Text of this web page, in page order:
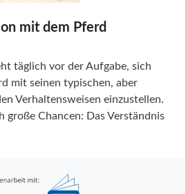
mit dem Pferd
täglich vor der Aufgabe, sich
mit seinen typischen, aber
Verhaltensweisen einzustellen.
große Chancen: Das Verständnis